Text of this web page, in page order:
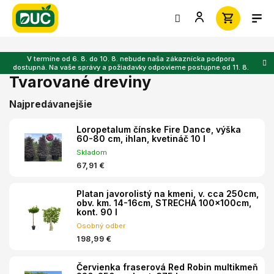
Prejsť
obsah
V termíne od 6. 8. do 10. 8. nebude naša zákaznícka podpora
dostupná. Na vaše správy a požiadavky odpovieme postupne od 11. 8.
Tvarované dreviny
Najpredávanejšie
Loropetalum čínske Fire Dance, výška
60-80 cm, ihlan, kvetináč 10 l
Skladom
67,91 €
Platan javorolistý na kmeni, v. cca 250cm,
obv. km. 14-16cm, STRECHA 100x100cm,
kont. 90 l
Osobný odber
198,99 €
Červienka fraserová Red Robin multikmeň